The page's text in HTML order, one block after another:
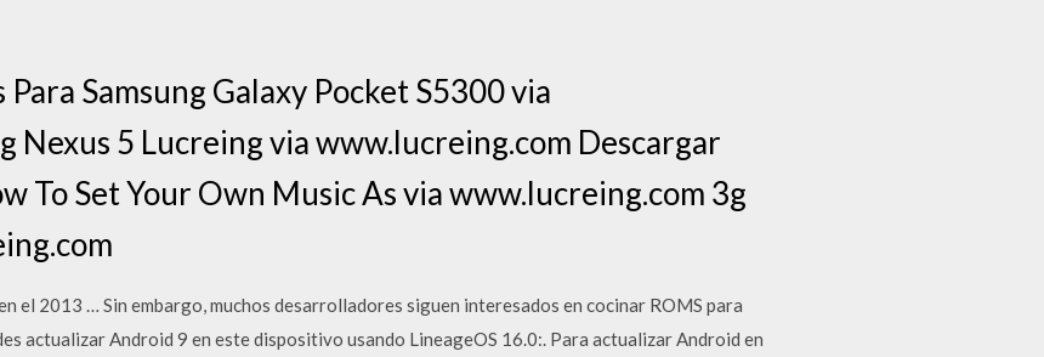
Samsung Galaxy Pocket S5300 via
Nexus 5 Lucreing via www.lucreing.com Descargar
To Set Your Own Music As via www.lucreing.com 3g
el 2013 … Sin embargo, muchos desarrolladores siguen interesados en cocinar ROMS para
actualizar Android 9 en este dispositivo usando LineageOS 16.0:. Para actualizar Android en